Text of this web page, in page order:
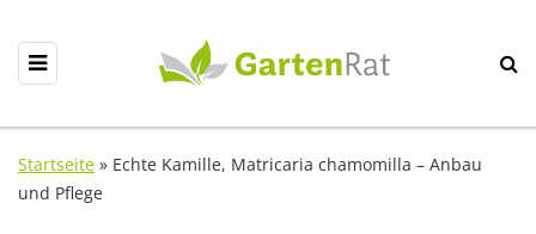
Startseite » Echte Kamille, Matricaria chamomilla – Anbau
und Pflege